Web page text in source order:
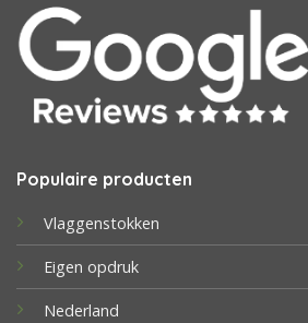
Populaire producten
Vlaggenstokken
Eigen opdruk
Nederland